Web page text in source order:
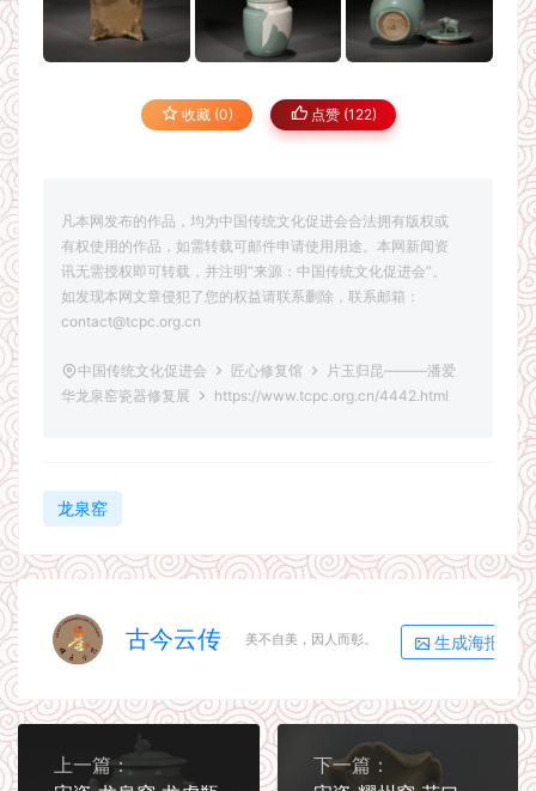
收藏 (0) 点赞 (122)
凡本网发布的作品，均为中国传统文化促进会合法拥有版权或
有权使用的作品，如需转载可邮件申请使用用途。本网新闻资
讯无需授权即可转载，并注明“来源：中国传统文化促进会”。
如发现本网文章侵犯了您的权益请联系删除，联系邮箱：
contact@tcpc.org.cn
中国传统文化促进会 匠心修复馆
片玉归昆———潘爱
华龙泉窑瓷器修复展
https://www.tcpc.org.cn/4442.html
龙泉窑
古今云传 美不自美，因人而彰。 生成海报
上一篇：
下一篇：